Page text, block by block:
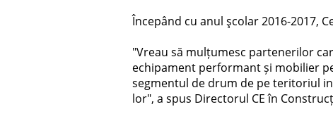
Începând cu anul şcolar 2016-2017,
"Vreau să mulțumesc partenerilor
echipament performant și mobilier
segmentul de drum de pe teritoriul
lor", a spus Directorul CE în